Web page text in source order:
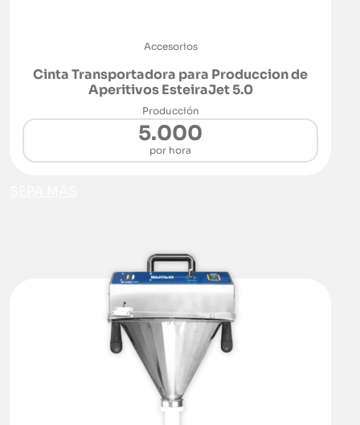
Accesorios
Cinta Transportadora para Produccion de
Aperitivos EsteiraJet 5.0
Producción
5.000
por hora